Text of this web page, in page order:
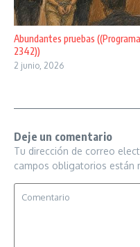
Abundantes pruebas ((Programa
2342))
2 junio, 2026
Deje un comentario
Tu dirección de correo
campos obligatorios están